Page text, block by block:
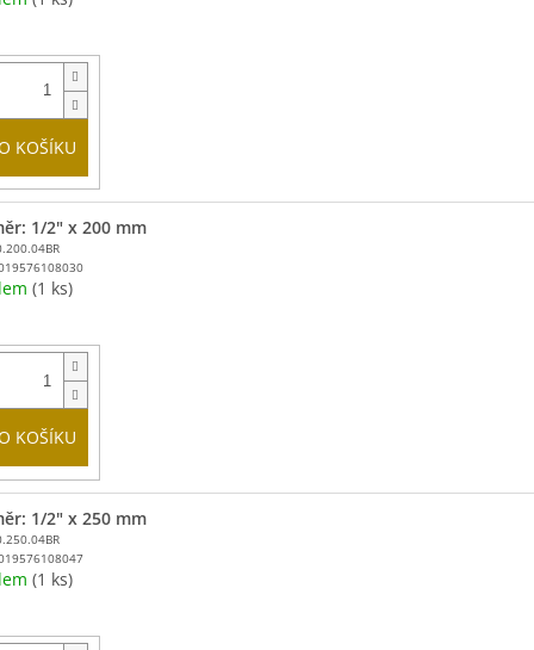
KOŠÍKU
1/2" x 200 mm
(1 ks)
KOŠÍKU
1/2" x 250 mm
(1 ks)